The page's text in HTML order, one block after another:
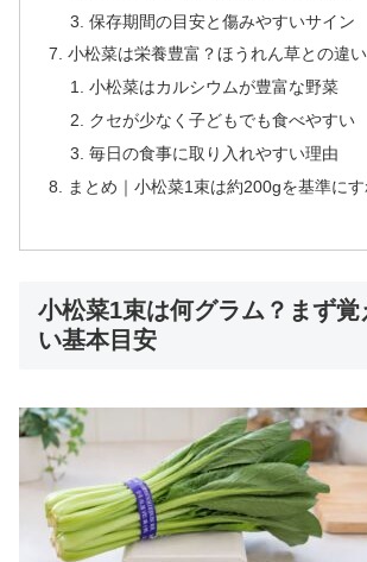
保存期間の目安と傷みやすいサイン
小松菜は栄養豊富？ほうれん草との違
小松菜はカルシウムが豊富な野菜
クセが少なく子どもでも食べやすい
毎日の食事に取り入れやすい理由
まとめ｜小松菜1束は約200gを基準に
小松菜1束は何グラム？まず覚
い基本目安